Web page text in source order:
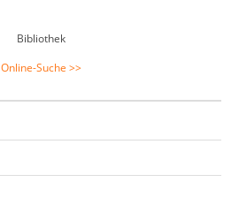
Bibliothek
Online-Suche >>